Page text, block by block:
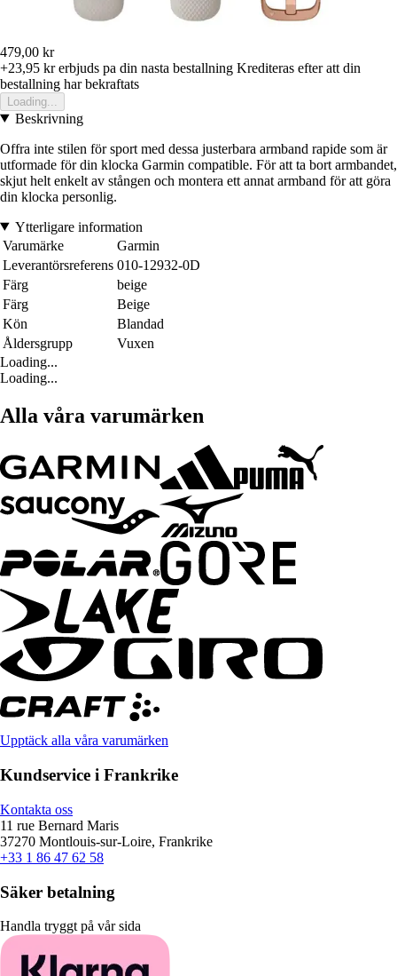
479,00 kr
+23,95 krerbjuds pa din nasta bestallning Krediteras efter att din
bestallning har bekraftats
Loading...
Beskrivning
Offra inte stilen för sport med dessa justerbara armband rapide som är
utformade för din klocka Garmin compatible. För att ta bort armbandet,
skjut helt enkelt av stången och montera ett annat armband för att göra
din klocka personlig.
Ytterligare information
Varumärke
Garmin
Leverantörsreferens 010-12932-0D
Färg
beige
Färg
Beige
Kön
Blandad
Åldersgrupp
Vuxen
Loading...
Loading...
Alla våra varumärken
Upptäck alla våra varumärken
Kundservice i Frankrike
Kontakta oss
11 rue Bernard Maris
37270 Montlouis-sur-Loire, Frankrike
+33 1 86 47 62 58
Säker betalning
Handla tryggt på vår sida